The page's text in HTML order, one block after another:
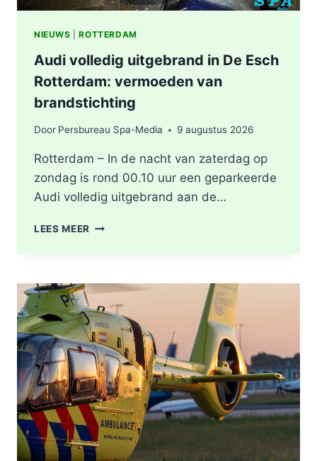
NIEUWS |ROTTERDAM
Audi volledig uitgebrand in De Esch
Rotterdam: vermoeden van
brandstichting
Door Persbureau Spa-Media 9 augustus 2026
Rotterdam – In de nacht van zaterdag op
zondag is rond 00.10 uur een geparkeerde
Audi volledig uitgebrand aan de…
LEES MEER AUDI
DE
ROTTERDAM:
VERMOEDEN
VAN
BRANDSTICHTING